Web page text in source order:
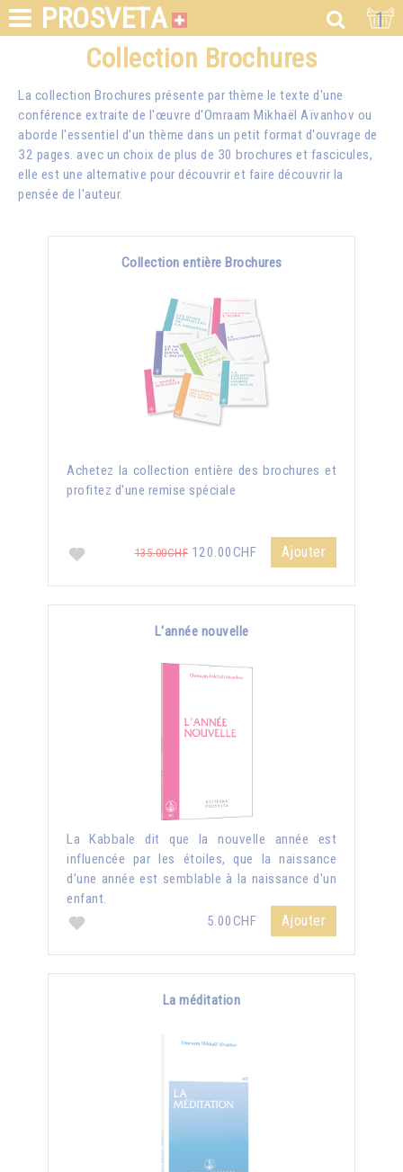
PROSVETA 1
Collection Brochures
La collection Brochures présente par thème le texte d'une
conférence extraite de l'œuvre d'Omraam Mikhaël Aïvanhov ou
aborde l'essentiel d'un thème dans un petit format d'ouvrage de
32 pages. avec un choix de plus de 30 brochures et fascicules,
elle est une alternative pour découvrir et faire découvrir la
pensée de l'auteur.
Collection entière Brochures
Achetez la collection entière des brochures et
profitez d'une remise spéciale
135.00CHF 120.00CHF Ajouter
L'année nouvelle
La Kabbale dit que la nouvelle année est
influencée par les étoiles, que la naissance
d'une année est semblable à la naissance d'un
enfant.
5.00CHF
Ajouter
La méditation